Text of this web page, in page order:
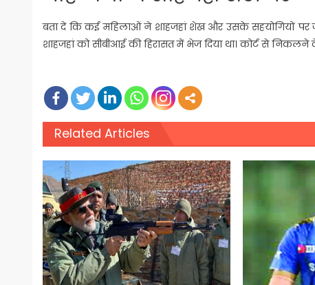
बता दें कि कई महिलाओं ने शाहजहां शेख और उसके सहयोगियों पर
शाहजहां को सीबीआई की हिरासत में भेज दिया था। कोर्ट से निकलने
Related Articles